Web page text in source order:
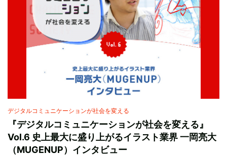
デジタルコミュニケーションが社会を変える
『デジタルコミュニケーションが社会を変える』
Vol.6 史上最大に盛り上がるイラスト業界 一岡亮大
（MUGENUP）インタビュー